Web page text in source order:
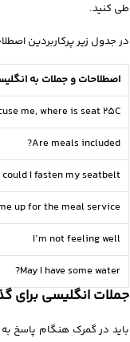
طی کنید.
در جدول زیر پرکاربردین
اصطلاحات و جملات به
me, where is seat 25C?
Are meals included?
could I fasten my seatbelt?
up for the meal service?
I’m not feeling well
May I have some water?
جملات انگلیسی برای
باید در گمرک هنگام پاسخ